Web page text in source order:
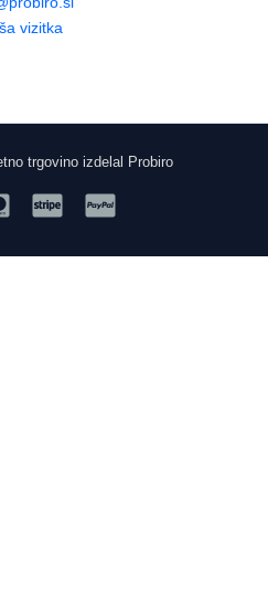
vizitka
trgovino izdelal Probiro